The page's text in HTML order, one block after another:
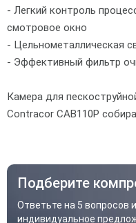
- Легкий контроль
смотровое окно
- Цельнометаллическая
- Эффективный фильтр
Камера для
Contracor CAB110Р
Подберите
Ответьте на 5 вопросов
индивидуальное